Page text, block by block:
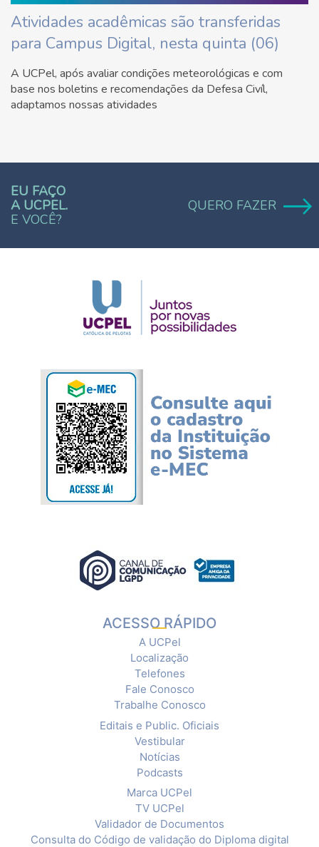
Atividades acadêmicas são transferidas
para Campus Digital, nesta quinta (06)
A UCPel, após avaliar condições meteorológicas e com
base nos boletins e recomendações da Defesa Civíl,
adaptamos nossas atividades
EU FAÇO
A UCPEL.
E VOCÊ?
QUERO FAZER
ACESSO RÁPIDO
A UCPel
Localização
Telefones
Fale Conosco
Trabalhe Conosco
Editais e Public. Oficiais
Vestibular
Notícias
Podcasts
Marca UCPel
TV UCPel
Validador de Documentos
Consulta do Código de validação do Diploma digital